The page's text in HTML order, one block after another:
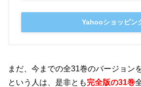
Yahooショッピン
まだ、今までの全31巻のバージョン
という人は、是非とも完全版の31巻